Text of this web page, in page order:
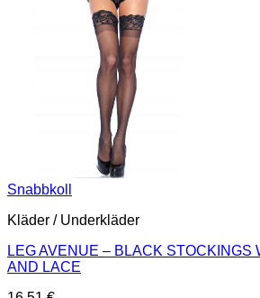
Snabbkoll
Kläder / Underkläder
LEG AVENUE – BLACK STOCKINGS
AND LACE